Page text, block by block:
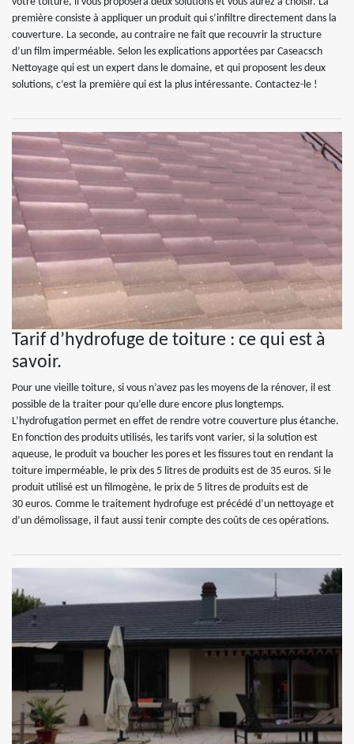
première consiste à appliquer un produit qui s’infiltre directement dans la
couverture. La seconde, au contraire ne fait que recouvrir la structure
d’un film imperméable. Selon les explications apportées par Caseacsch
Nettoyage qui est un expert dans le domaine, et qui proposent les deux
solutions, c’est la première qui est la plus intéressante. Contactez-le !
Tarif d’hydrofuge de toiture : ce qui est à
savoir.
Pour une vieille toiture, si vous n’avez pas les moyens de la rénover, il est
possible de la traiter pour qu’elle dure encore plus longtemps.
L’hydrofugation permet en effet de rendre votre couverture plus étanche.
En fonction des produits utilisés, les tarifs vont varier, si la solution est
aqueuse, le produit va boucher les pores et les fissures tout en rendant la
toiture imperméable, le prix des 5 litres de produits est de 35 euros. Si le
produit utilisé est un filmogène, le prix de 5 litres de produits est de
30 euros. Comme le traitement hydrofuge est précédé d’un nettoyage et
d’un démolissage, il faut aussi tenir compte des coûts de ces opérations.